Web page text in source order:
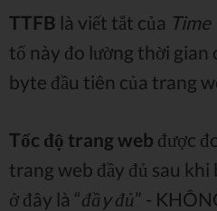
TTFB là viết tắt của
tố này đo lường thời gian
byte đầu tiên của trang
Tốc độ trang web được
trang web đầy đủ sau khi
ở đây là “đầy đủ” -